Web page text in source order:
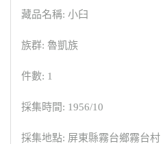
藏品名稱: 小臼
族群: 魯凱族
件數: 1
採集時間: 1956/10
採集地點: 屏東縣霧台鄉霧台村